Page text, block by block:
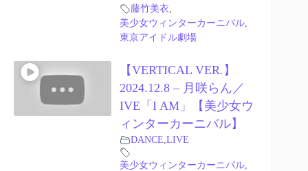
藤竹美衣
美少女ウィンターカーニバル,
東京アイドル劇場
【VERTICAL VER.】
2024.12.8 – 月咲らん／
IVE「I AM」【美少女ウ
ィンターカーニバル】
DANCE LIVE
美少女ウィンターカーニバル,